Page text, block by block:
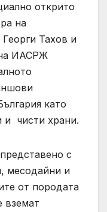
открито
на
Тахов и
на ИАСРЖ
като
и чисти храни.
с
месодайни и
от породата
вземат